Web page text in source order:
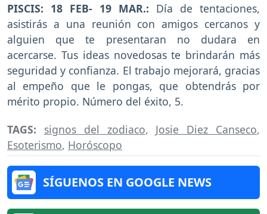
PISCIS: 18 FEB- 19 MAR.: Día de tentaciones,
asistirás a una reunión con amigos cercanos y
alguien que te presentaran no dudara en
acercarse. Tus ideas novedosas te brindarán más
seguridad y confianza. El trabajo mejorará, gracias
al empeño que le pongas, que obtendrás por
mérito propio. Número del éxito, 5.
TAGS: signos del zodiaco, Josie Diez Canseco,
Esoterismo, Horóscopo
SÍGUENOS EN GOOGLE NEWS